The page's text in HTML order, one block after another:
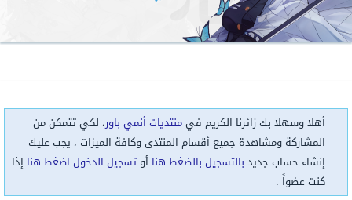
أهلا وسهلا بك زائرنا الكريم فيمنتديات أنمي باور، لكي تتمكن من
المشاركة ومشاهدة جميع أقسام المنتدى وكافة الميزات ، يجب عليك
إنشاء حساب جديد بالتسجيل بالضغط هنا أوتسجيل الدخول اضغط هنا إذا
كنت عضواً .